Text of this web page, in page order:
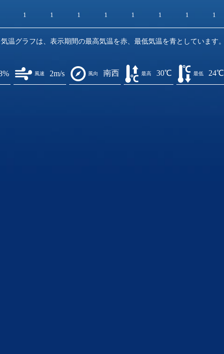
1 1 1 1 1 1 1 1
温グラフは、表示期間の最高気温を赤、最低気温を青としています。
風速 2m/s 風向 南西 最高 30℃ 最低 24℃